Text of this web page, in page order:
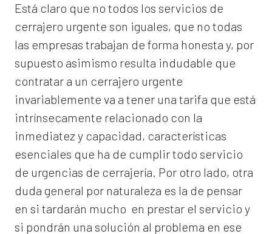
Está claro que no todos los servicios de
cerrajero urgente son iguales, que no todas
las empresas trabajan de forma honesta y, por
supuesto asimismo resulta indudable que
contratar a un cerrajero urgente
invariablemente va a tener una tarifa que está
intrínsecamente relacionado con la
inmediatez y capacidad, características
esenciales que ha de cumplir todo servicio
de urgencias de cerrajería. Por otro lado, otra
duda general por naturaleza es la de pensar
en si tardarán mucho en prestar el servicio y
si pondrán una solución al problema en ese